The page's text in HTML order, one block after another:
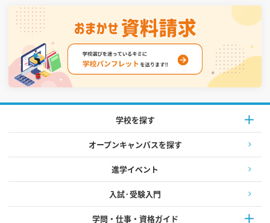
学校を探す
オープンキャンパスを探す
進学イベント
入試·受験入門
学問・仕事・資格ガイド